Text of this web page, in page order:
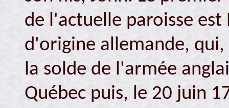
de l'actuelle paroisse
d'origine allemande,
la solde de l'armée
Québec puis, le 20 juin